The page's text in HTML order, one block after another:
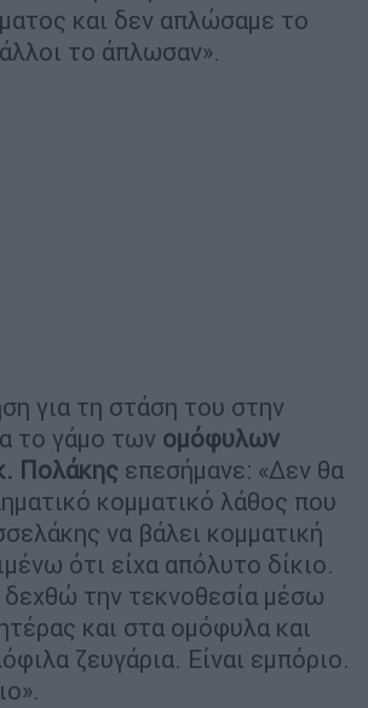
και δεν απλώσαμε το
το άπλωσαν».
για τη στάση του στην
το γάμο των ομόφυλων
Πολάκης επεσήμανε: «Δεν θα
κομματικό λάθος που
να βάλει κομματική
ότι είχα απόλυτο δίκιο.
την τεκνοθεσία μέσω
και στα ομόφυλα και
ζευγάρια. Είναι εμπόριο.